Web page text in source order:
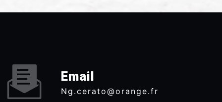
Email
ng.cerato@orange.fr